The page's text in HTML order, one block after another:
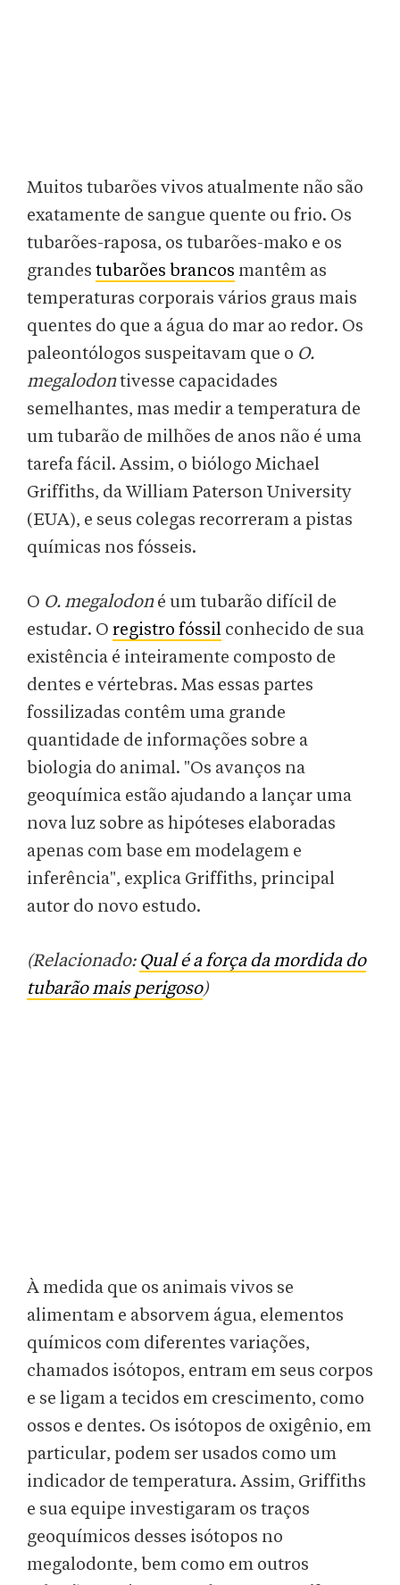
Muitos tubarões vivos atualmente não são
exatamente de sangue quente ou frio. Os
tubarões-raposa, os tubarões-mako e os
grandes tubarões brancos mantêm as
temperaturas corporais vários graus mais
quentes do que a água do mar ao redor. Os
paleontólogos suspeitavam que o O.
megalodontivesse capacidades
semelhantes, mas medir a temperatura de
um tubarão de milhões de anos não é uma
tarefa fácil. Assim, o biólogo Michael
Griffiths, da William Paterson University
(EUA), e seus colegas recorreram a pistas
químicas nos fósseis.
O O. megalodoné um tubarão difícil de
estudar. O registro fóssil conhecido de sua
existência é inteiramente composto de
dentes e vértebras. Mas essas partes
fossilizadas contêm uma grande
quantidade de informações sobre a
biologia do animal. "Os avanços na
geoquímica estão ajudando a lançar uma
nova luz sobre as hipóteses elaboradas
apenas com base em modelagem e
inferência", explica Griffiths, principal
autor do novo estudo.
(Relacionado: Qual é a força da mordida do
tubarão mais perigoso)
À medida que os animais vivos se
alimentam e absorvem água, elementos
químicos com diferentes variações,
chamados isótopos, entram em seus corpos
e se ligam a tecidos em crescimento, como
ossos e dentes. Os isótopos de oxigênio, em
particular, podem ser usados como um
indicador de temperatura. Assim, Griffiths
e sua equipe investigaram os traços
geoquímicos desses isótopos no
megalodonte, bem como em outros